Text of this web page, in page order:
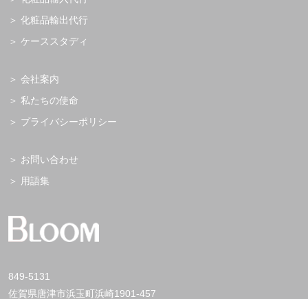
849-5131
佐賀県唐津市浜玉町浜崎1901-457
化粧品輸出代行
ケーススタディ
会社案内
私たちの使命
プライバシーポリシー
お問い合わせ
用語集